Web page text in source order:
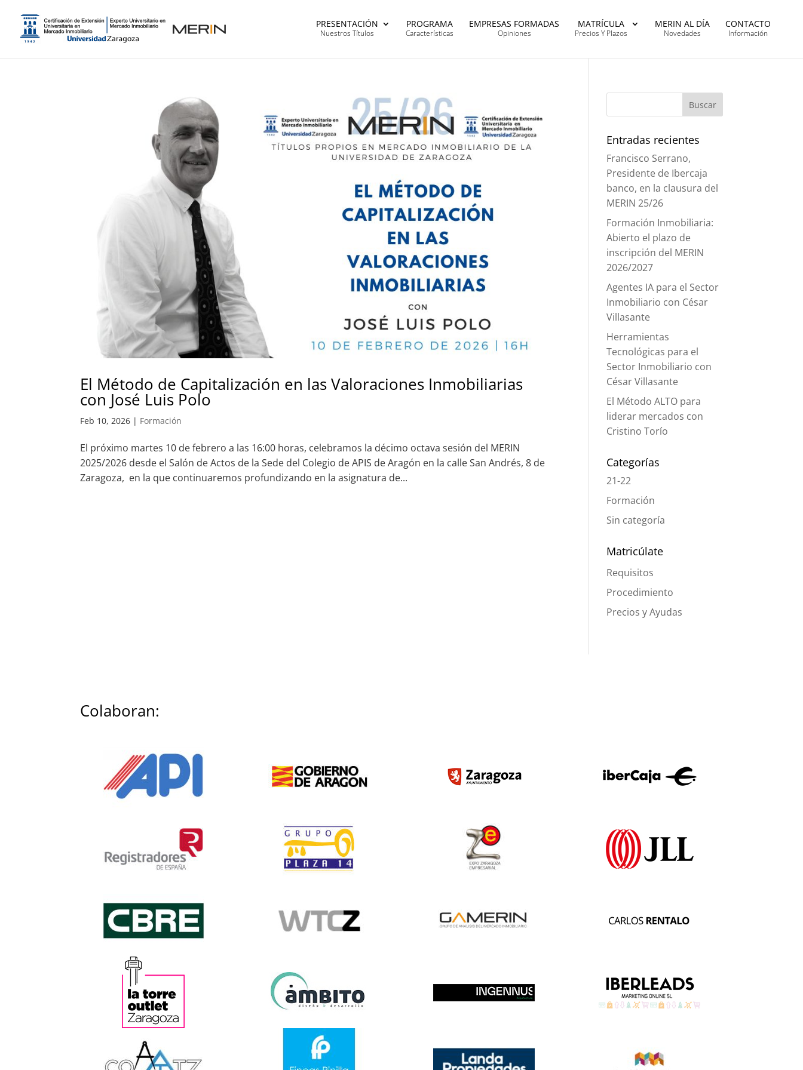
PRESENTACIÓN
Nuestros Títulos
PROGRAMA
Características
EMPRESAS FORMADAS
Opiniones
MATRÍCULA
Precios Y Plazos
MERIN AL DÍA
Novedades
CONTACTO
Información
El Método de Capitalización en las Valoraciones Inmobiliarias
con José Luis Polo
Feb 10, 2026 | Formación
El próximo martes 10 de febrero a las 16:00 horas, celebramos la décimo octava sesión del MERIN
2025/2026 desde el Salón de Actos de la Sede del Colegio de APIS de Aragón en la calle San Andrés, 8 de
Zaragoza, en la que continuaremos profundizando en la asignatura de...
Entradas recientes
Francisco Serrano,
Presidente de Ibercaja
banco, en la clausura del
MERIN 25/26
Formación Inmobiliaria:
Abierto el plazo de
inscripción del MERIN
2026/2027
Agentes IA para el Sector
Inmobiliario con César
Villasante
Herramientas
Tecnológicas para el
Sector Inmobiliario con
César Villasante
El Método ALTO para
liderar mercados con
Cristino Torío
Categorías
21-22
Formación
Sin categoría
Matricúlate
Requisitos
Procedimiento
Precios y Ayudas
Colaboran: